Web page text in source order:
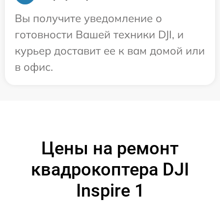
Вы получите уведомление о
готовности Вашей техники DJI, и
курьер доставит ее к вам домой или
в офис.
Цены на ремонт
квадрокоптера DJI
Inspire 1